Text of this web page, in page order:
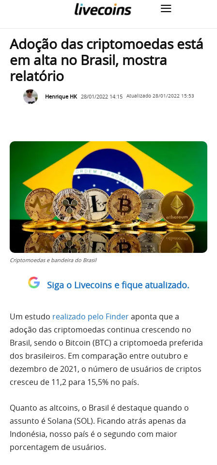
Adoção das criptomoedas está
em alta no Brasil, mostra
relatório
Henrique HK 28/01/2022 14:15 Atualizado 28/01/2022 15:53
Criptomoedas e bandeira do Brasil
Siga o Livecoins e fique atualizado.
Um estudo realizado pelo Finderaponta que a
adoção das criptomoedas continua crescendo no
Brasil, sendo o Bitcoin (BTC) a criptomoeda preferida
dos brasileiros. Em comparação entre outubro e
dezembro de 2021, o número de usuários de criptos
cresceu de 11,2 para 15,5% no país.
Quanto as altcoins, o Brasil é destaque quando o
assunto é Solana (SOL). Ficando atrás apenas da
Indonésia, nosso país é o segundo com maior
porcentagem de usuários.